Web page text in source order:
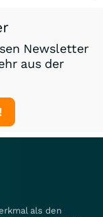
Newsletter
aus der
als den